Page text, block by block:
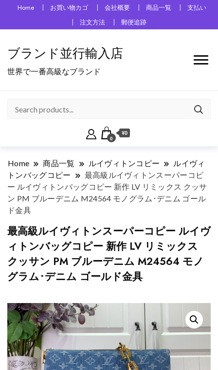
Home お買い物カゴ 会社概要 商品一覧
支払い
注文方法
郵便追跡
ブランド並行輸入店
世界で一番高級なブランド
0
¥0
Home 商品一覧 ルイヴィトンコピー
ルイヴィ
トンバッグコピー
最高級ルイヴィトンスーパーコピ
ー ルイヴィトンバッグコピー 新作 LV リミックス クッサ
ン PM ブルーデニム M24564 モノグラム･デニム ゴール
ド金具
最高級ルイヴィトンスーパーコピー ルイヴ
ィトンバッグコピー 新作 LV リミックス
クッサン PM ブルーデニム M24564 モノ
グラム･デニム ゴールド金具